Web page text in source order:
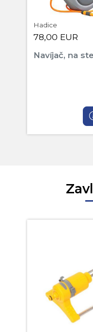
Hadice
78,00 EUR
Navíjač, na